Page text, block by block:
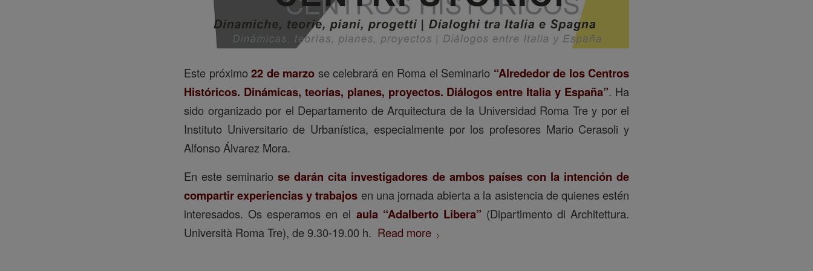
Este próximo22 de marzo se celebrará en Roma el Seminario “Alrededor de los Centros
Históricos. Dinámicas, teorías, planes, proyectos. Diálogos entre Italia y España”. Ha
sido organizado por el Departamento de Arquitectura de la Universidad Roma Tre y por el
Instituto Universitario de Urbanística, especialmente por los profesores Mario Cerasoli y
Alfonso Álvarez Mora.
En este seminariose darán cita investigadores de ambos países con la intención de
compartir experiencias y trabajos en una jornada abierta a la asistencia de quienes estén
interesados. Os esperamos en el aula “Adalberto Libera” (Dipartimento di Architettura.
Università Roma Tre), de 9.30-19.00 h. Read more